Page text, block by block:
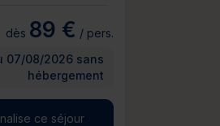
dès 89 € / pers.
07/08/2026 sans
hébergement
ce séjour